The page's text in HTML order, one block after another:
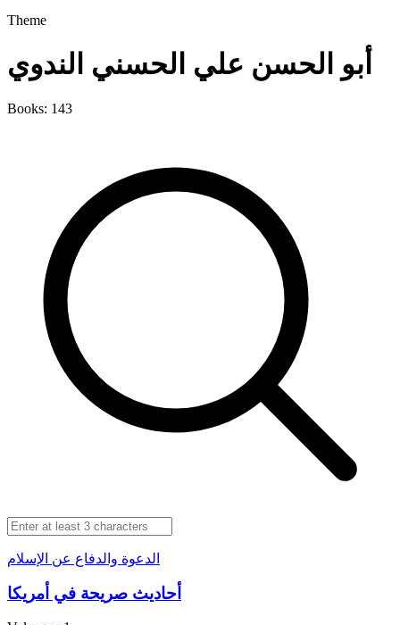
Theme
أبو الحسن علي الحسني الندوي
Books: 143
الدعوة والدفاع عن الإسلام
أحاديث صريحة في أمريكا